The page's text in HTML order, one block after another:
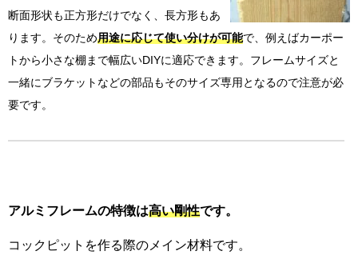
断面形状も正方形だけでなく、長方形もあ
ります。そのため用途に応じて使い分けが可能で、例えばカーポー
トから小さな棚まで幅広いDIYに適応できます。フレームサイズと
一緒にブラケットなどの部品もそのサイズ専用となるので注意が必
要です。
アルミフレームの特徴は高い剛性です。
コックピットを作る際のメイン材料です。